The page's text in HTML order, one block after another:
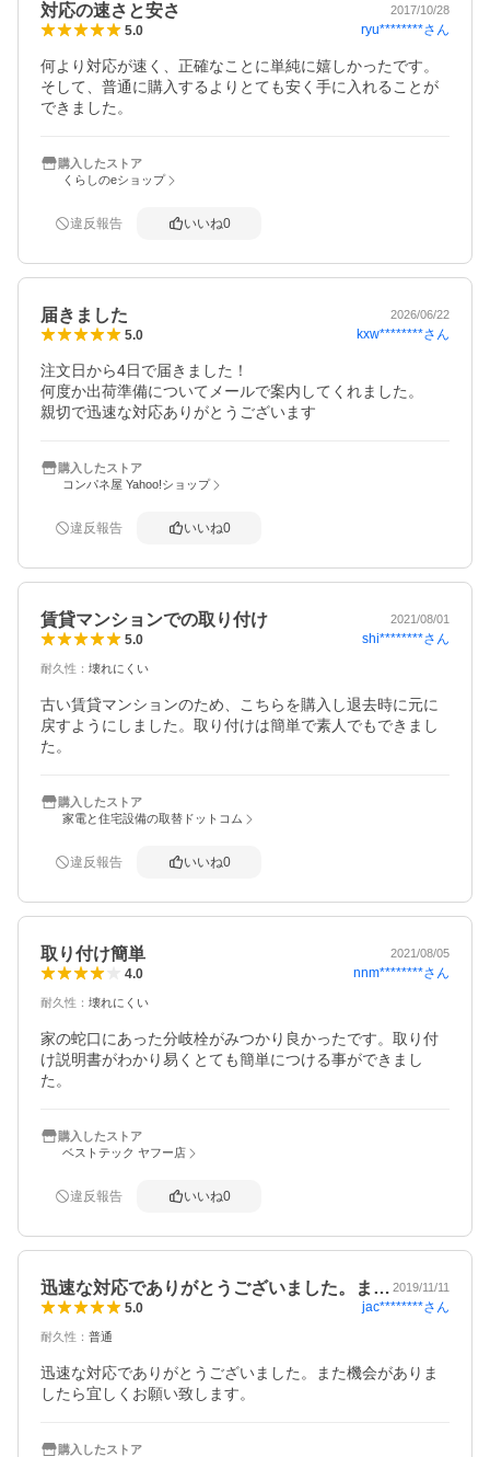
対応の速さと安さ 2017/10/28
5.0 ryu********さん
何より対応が速く、正確なことに単純に嬉しかったです。
そして、普通に購入するよりとても安く手に入れることが
できました。
購入したストア
くらしのeショップ
違反報告 いいね0
届きました 2026/06/22
5.0 kxw********さん
注文日から4日で届きました！
何度か出荷準備についてメールで案内してくれました。
購入したストア
コンパネ屋 Yahoo!ショップ
違反報告 いいね0
賃貸マンションでの取り付け 2021/08/01
5.0 shi********さん
耐久性 ： 壊れにくい
古い賃貸マンションのため、こちらを購入し退去時に元に
戻すようにしました。取り付けは簡単で素人でもできまし
た。
購入したストア
家電と住宅設備の取替ドットコム
違反報告 いいね0
取り付け簡単 2021/08/05
4.0 nnm********さん
耐久性 ： 壊れにくい
家の蛇口にあった分岐栓がみつかり良かったです。取り付
け説明書がわかり易くとても簡単につける事ができまし
た。
購入したストア
ベストテック ヤフー店
違反報告 いいね0
迅速な対応でありがとうございました。ま… 2019/11/11
5.0 jac********さん
耐久性 ： 普通
迅速な対応でありがとうございました。また機会がありま
したら宜しくお願い致します。
購入したストア